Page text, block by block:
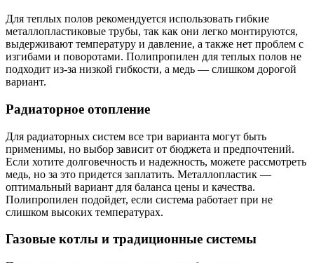
Для теплых полов рекомендуется использовать гибкие
металлопластиковые трубы, так как они легко монтируются,
выдерживают температуру и давление, а также нет проблем с
изгибами и поворотами. Полипропилен для теплых полов не
подходит из-за низкой гибкости, а медь — слишком дорогой
вариант.
Радиаторное отопление
Для радиаторных систем все три варианта могут быть
применимы, но выбор зависит от бюджета и предпочтений.
Если хотите долговечность и надежность, можете рассмотреть
медь, но за это придется заплатить. Металлопластик —
оптимальный вариант для баланса цены и качества.
Полипропилен подойдет, если система работает при не
слишком высоких температурах.
Газовые котлы и традиционные системы